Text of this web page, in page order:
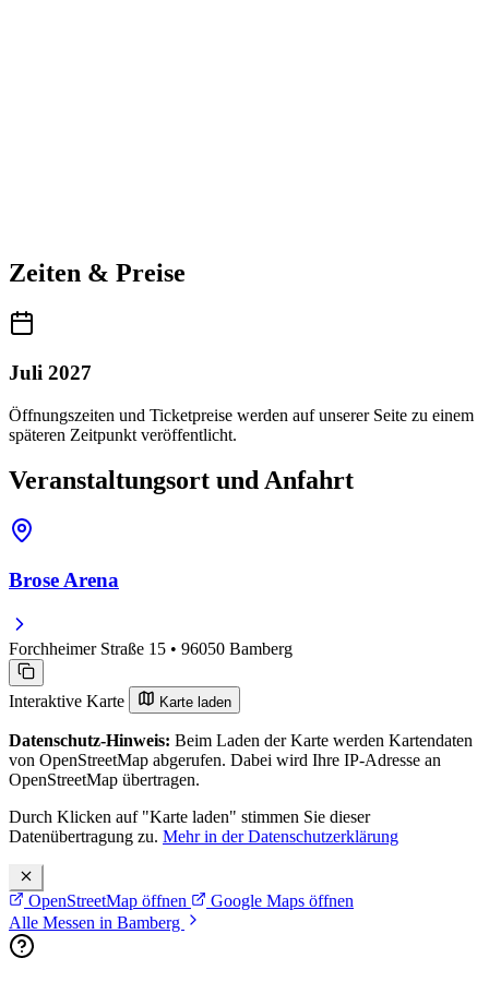
Zeiten & Preise
Juli 2027
Öffnungszeiten und Ticketpreise werden auf unserer Seite zu einem
späteren Zeitpunkt veröffentlicht.
Veranstaltungsort und Anfahrt
Brose Arena
Forchheimer Straße 15 • 96050 Bamberg
Interaktive Karte Karte laden
Datenschutz-Hinweis: Beim Laden der Karte werden Kartendaten
von OpenStreetMap abgerufen. Dabei wird Ihre IP-Adresse an
OpenStreetMap übertragen.
Durch Klicken auf "Karte laden" stimmen Sie dieser
Datenübertragung zu. Mehr in der Datenschutzerklärung
OpenStreetMap öffnen
Google Maps öffnen
Alle Messen in Bamberg